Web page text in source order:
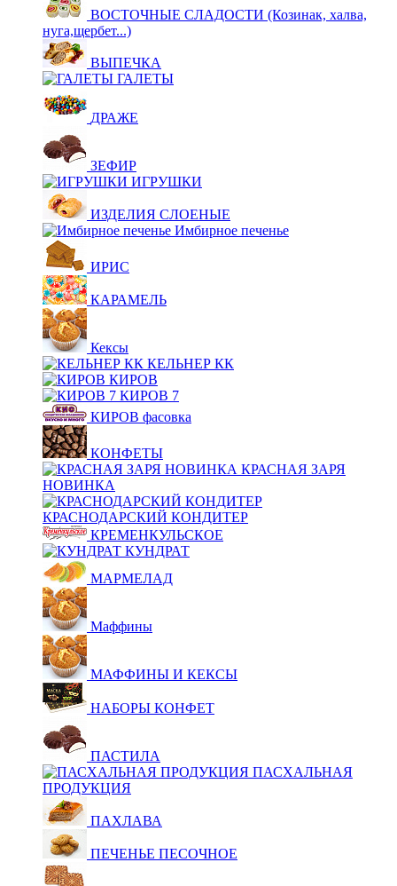
ВОСТОЧНЫЕ СЛАДОСТИ (Козинак, халва,
нуга,щербет...)
ВЫПЕЧКА
ГАЛЕТЫ
ДРАЖЕ
ЗЕФИР
ИГРУШКИ
ИЗДЕЛИЯ СЛОЕНЫЕ
Имбирное печенье
ИРИС
КАРАМЕЛЬ
Кексы
КЕЛЬНЕР КК
КИРОВ
КИРОВ 7
КИРОВ фасовка
КОНФЕТЫ
КРАСНАЯ ЗАРЯ
НОВИНКА
КРАСНОДАРСКИЙ КОНДИТЕР
КРЕМЕНКУЛЬСКОЕ
КУНДРАТ
МАРМЕЛАД
Маффины
МАФФИНЫ И КЕКСЫ
НАБОРЫ КОНФЕТ
ПАСТИЛА
ПАСХАЛЬНАЯ
ПРОДУКЦИЯ
ПАХЛАВА
ПЕЧЕНЬЕ ПЕСОЧНОЕ